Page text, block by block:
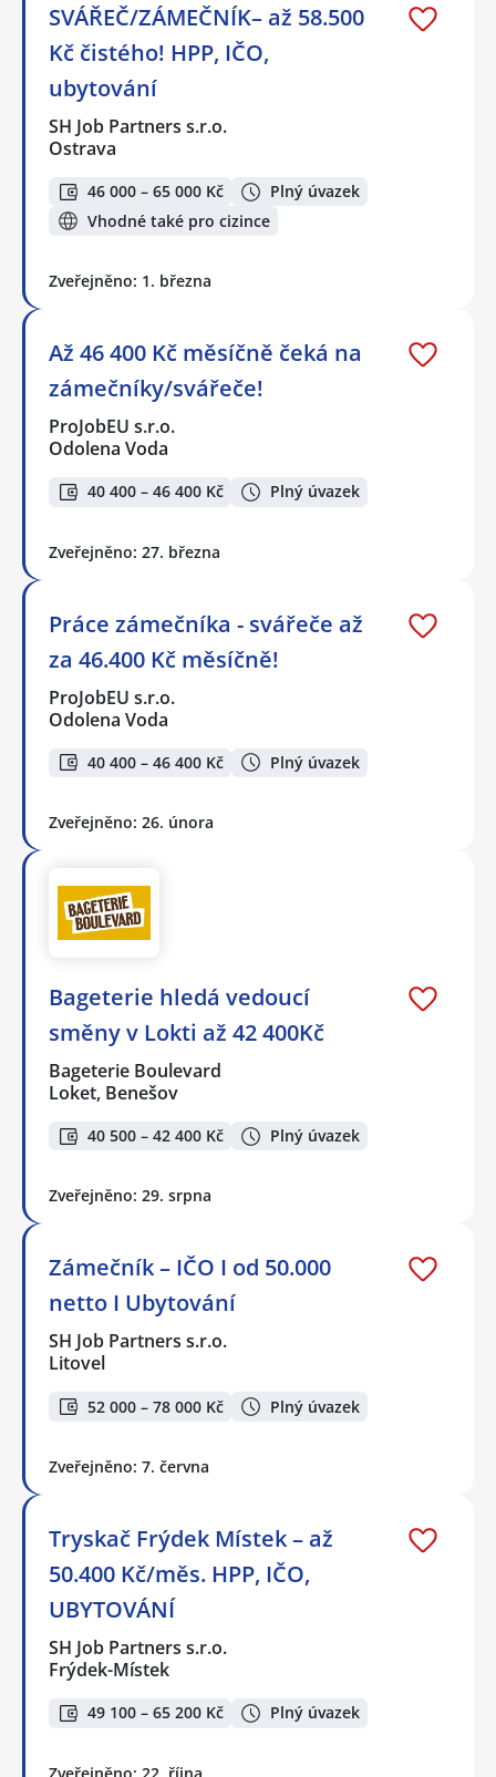
SVÁŘEČ/ZÁMEČNÍK– až 58.500
Kč čistého! HPP, IČO,
ubytování
SH Job Partners s.r.o.
Ostrava
46 000 – 65 000 Kč
Plný úvazek
Vhodné také pro cizince
Zveřejněno: 1. března
Až 46 400 Kč měsíčně čeká na
zámečníky/svářeče!
ProJobEU s.r.o.
Odolena Voda
40 400 – 46 400 Kč Plný úvazek
Zveřejněno: 27. března
Práce zámečníka - svářeče až
za 46.400 Kč měsíčně!
ProJobEU s.r.o.
Odolena Voda
40 400 – 46 400 Kč Plný úvazek
Zveřejněno: 26. února
Bageterie hledá vedoucí
směny v Lokti až 42 400Kč
Bageterie Boulevard
Loket, Benešov
40 500 – 42 400 Kč Plný úvazek
Zveřejněno: 29. srpna
Zámečník – IČO I od 50.000
netto I Ubytování
SH Job Partners s.r.o.
Litovel
52 000 – 78 000 Kč Plný úvazek
Zveřejněno: 7. června
Tryskač Frýdek Místek – až
50.400 Kč/měs. HPP, IČO,
UBYTOVÁNÍ
SH Job Partners s.r.o.
Frýdek-Místek
49 100 – 65 200 Kč Plný úvazek
Zveřejněno: 22. října